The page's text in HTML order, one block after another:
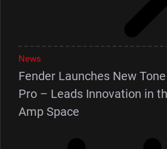
News
Fender Launches New
Pro – Leads Innovation in
Amp Space